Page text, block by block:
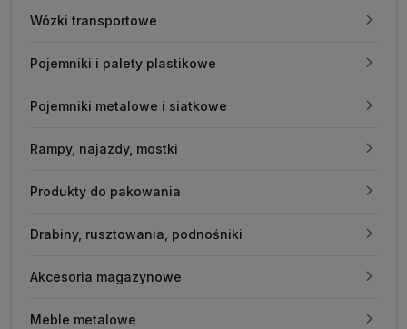
Wózki transportowe
Pojemniki i palety plastikowe
Pojemniki metalowe i siatkowe
Rampy, najazdy, mostki
Produkty do pakowania
Drabiny, rusztowania, podnośniki
Akcesoria magazynowe
Meble metalowe